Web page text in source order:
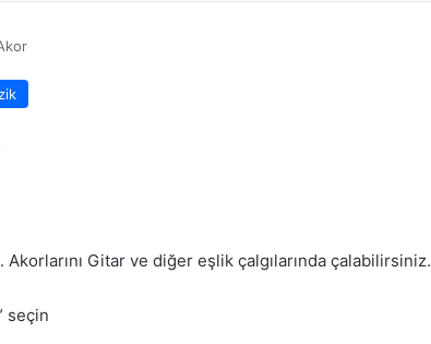
Akorlarını Gitar ve diğer eşlik çalgılarında çalabilirsiniz.
seçin